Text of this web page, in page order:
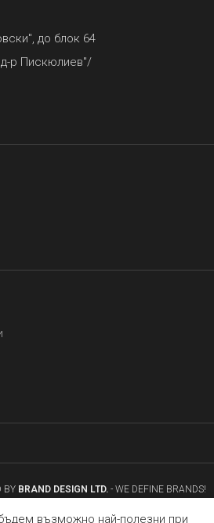
до блок 64
р Пискюлиев"/
BY BRAND DESIGN LTD. - WE DEFINE BRANDS!
възможно най-полезни при